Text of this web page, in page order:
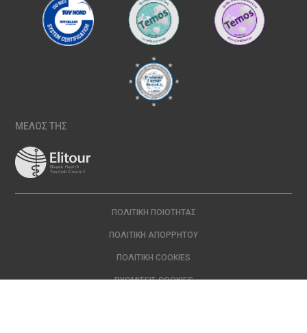
ΜΕΛΟΣ ΤΗΣ
ΠΟΛΙΤΙΚΉ ΠΟΙΌΤΗΤΑΣ
ΠΟΛΙΤΙΚΉ ΑΠΟΡΡΉΤΟΥ
ΠΟΛΙΤΙΚΉ COOKIES
ΡΥΘΜΊΣΕΙΣ COOKIES